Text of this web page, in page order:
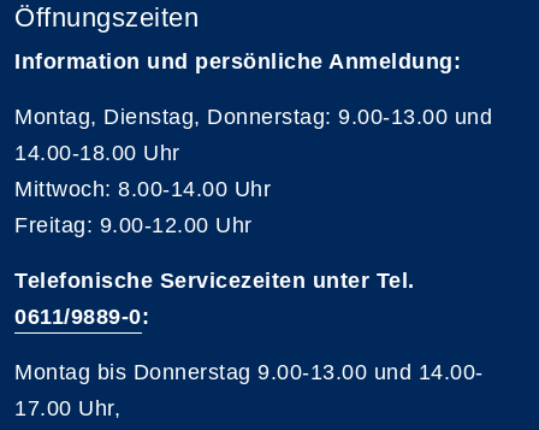
Öffnungszeiten
Information und persönliche Anmeldung:
Montag, Dienstag, Donnerstag: 9.00-13.00 und
14.00-18.00 Uhr
Mittwoch: 8.00-14.00 Uhr
Freitag: 9.00-12.00 Uhr
Telefonische Servicezeiten unter Tel.
0611/9889-0:
Montag bis Donnerstag 9.00-13.00 und 14.00-
17.00 Uhr,